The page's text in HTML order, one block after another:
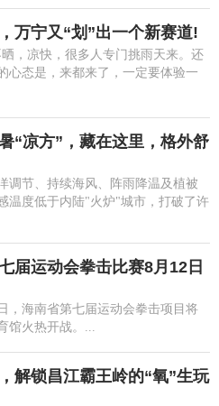
万宁又“划”出一个新赛道!
，凉快，很多人专门挑雨天来。还
心态是，来都来了，一定要体验一
“凉方”，藏在这里，格外舒
调节、持续海风、阵雨降温及植被
温度低于内陆"火炉"城市，打破了许
届运动会拳击比赛8月12日
，海南省第七届运动会拳击项目将
馆火热开战。...
解锁昌江霸王岭的“氧”生玩